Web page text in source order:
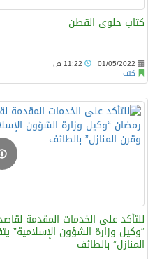
كتاب حلوى القطن
01/05/2022
كتب
للتأكد على الخدمات المقدمة
“وكيل وزارة الشؤون الإسلامية”
المنازل” بالطائف